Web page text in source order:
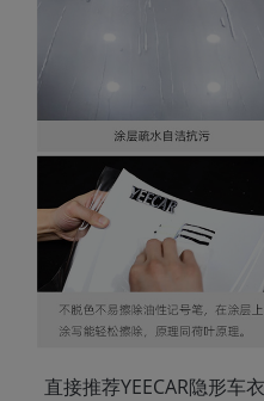
直接推荐YEECAR隐形车